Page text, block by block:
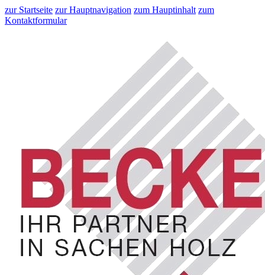
zur Startseite zur Hauptnavigation zum Hauptinhalt zum
Kontaktformular